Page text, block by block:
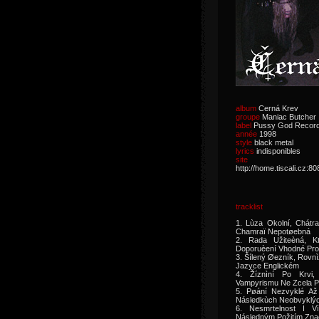
album Cerná Krev
groupe Maniac Butcher
label Pussy God
année 1998
style black metal
lyrics indisponibles
site
http://
tracklist
1. Lùza Okolní,
Chamraï Nepotøebná
2. Rada Užiteèná,
Doporuèení Vhodné
3. Šílený Øezník,
Jazyce Englickém
4. Žíznìní Po Krvi,
Vampyrismu Ne Zcela
5. Pøání Nezvyklé Až
Následkùch
6. Nesmrtelnost I
Následným Požitím